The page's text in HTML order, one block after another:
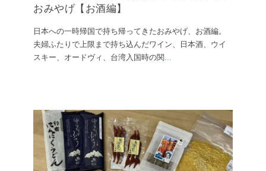
おみやげ【お酒編】
日本への一時帰国で持ち帰ってきたおみやげ、お酒編。
夫婦ふたりで上限まで持ち込んだワイン、日本酒、ウイ
スキー、オードヴィ、台湾入国時の関...